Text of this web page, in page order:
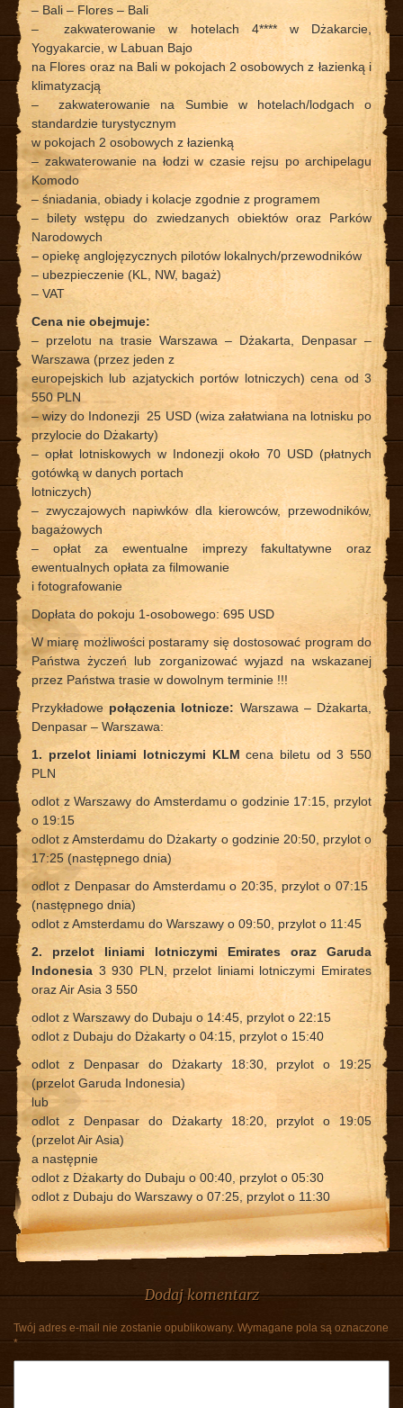
– Bali – Flores – Bali
– zakwaterowanie w hotelach 4**** w Dżakarcie,
Yogyakarcie, w Labuan Bajo
na Flores oraz na Bali w pokojach 2 osobowych z łazienką i
klimatyzacją
– zakwaterowanie na Sumbie w hotelach/lodgach o
standardzie turystycznym
w pokojach 2 osobowych z łazienką
– zakwaterowanie na łodzi w czasie rejsu po archipelagu
Komodo
– śniadania, obiady i kolacje zgodnie z programem
– bilety wstępu do zwiedzanych obiektów oraz Parków
Narodowych
– opiekę anglojęzycznych pilotów lokalnych/przewodników
– ubezpieczenie (KL, NW, bagaż)
– VAT
Cena nie obejmuje:
– przelotu na trasie Warszawa – Dżakarta, Denpasar –
Warszawa (przez jeden z
europejskich lub azjatyckich portów lotniczych) cena od 3
550 PLN
– wizy do Indonezji 25 USD (wiza załatwiana na lotnisku po
przylocie do Dżakarty)
– opłat lotniskowych w Indonezji około 70 USD (płatnych
gotówką w danych portach
lotniczych)
– zwyczajowych napiwków dla kierowców, przewodników,
bagażowych
– opłat za ewentualne imprezy fakultatywne oraz
ewentualnych opłata za filmowanie
i fotografowanie
Dopłata do pokoju 1-osobowego: 695 USD
W miarę możliwości postaramy się dostosować program do
Państwa życzeń lub zorganizować wyjazd na wskazanej
przez Państwa trasie w dowolnym terminie !!!
Przykładowe połączenia lotnicze: Warszawa – Dżakarta,
Denpasar – Warszawa:
1. przelot liniami lotniczymi KLMcena biletu od 3 550
PLN
odlot z Warszawy do Amsterdamu o godzinie 17:15, przylot
o 19:15
odlot z Amsterdamu do Dżakarty o godzinie 20:50, przylot o
17:25 (następnego dnia)
odlot z Denpasar do Amsterdamu o 20:35, przylot o 07:15
(następnego dnia)
odlot z Amsterdamu do Warszawy o 09:50, przylot o 11:45
2. przelot liniami lotniczymi Emirates oraz Garuda
Indonesia 3 930 PLN, przelot liniami lotniczymi Emirates
oraz Air Asia 3 550
odlot z Warszawy do Dubaju o 14:45, przylot o 22:15
odlot z Dubaju do Dżakarty o 04:15, przylot o 15:40
odlot z Denpasar do Dżakarty 18:30, przylot o 19:25
(przelot Garuda Indonesia)
lub
odlot z Denpasar do Dżakarty 18:20, przylot o 19:05
(przelot Air Asia)
a następnie
odlot z Dżakarty do Dubaju o 00:40, przylot o 05:30
odlot z Dubaju do Warszawy o 07:25, przylot o 11:30
Dodaj komentarz
Twój adres e-mail nie zostanie opublikowany. Wymagane pola są oznaczone
*